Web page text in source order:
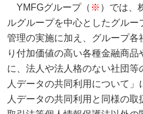
YMFGグループ（ ※ ）では、
ルグループを中心としたグルー
管理の実施に加え、グループ各
り付加価値の高い各種金融商
に、法人や法人格のない社団
人データの共同利用について
人データの共同利用と同様の